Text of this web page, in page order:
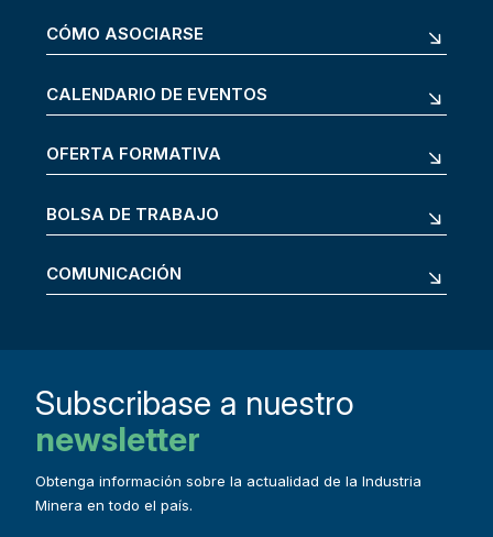
CÓMO ASOCIARSE
CALENDARIO DE EVENTOS
OFERTA FORMATIVA
BOLSA DE TRABAJO
COMUNICACIÓN
Subscribase a nuestro
newsletter
Obtenga información sobre la actualidad de la Industria
Minera en todo el país.